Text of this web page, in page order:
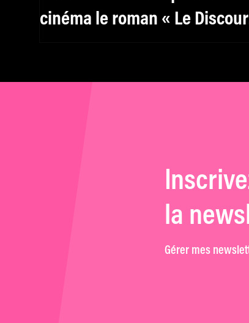
cinéma le roman « Le
la
Gérer mes